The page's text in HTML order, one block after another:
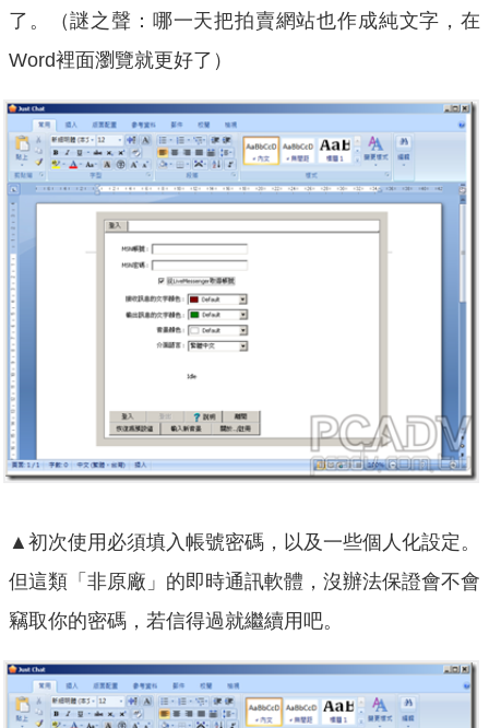
了。（謎之聲：哪一天把拍賣網站也作成純文字，在
Word裡面瀏覽就更好了）
▲初次使用必須填入帳號密碼，以及一些個人化設定。
但這類「非原廠」的即時通訊軟體，沒辦法保證會不會
竊取你的密碼，若信得過就繼續用吧。